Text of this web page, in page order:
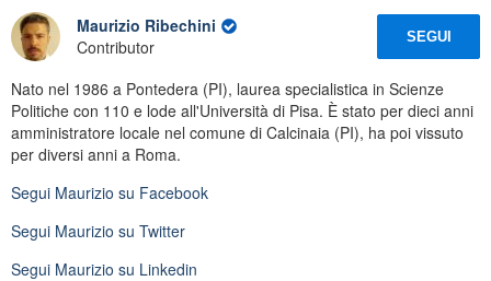
Maurizio Ribechini
Contributor
SEGUI
Nato nel 1986 a Pontedera (PI), laurea specialistica in Scienze
Politiche con 110 e lode all'Università di Pisa. È stato per dieci anni
amministratore locale nel comune di Calcinaia (PI), ha poi vissuto
per diversi anni a Roma.
Segui Maurizio su Facebook
Segui Maurizio su Twitter
Segui Maurizio su Linkedin